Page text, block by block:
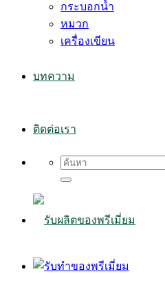
กระบอกน้ำ
หมวก
เครื่องเขียน
บทความ
ติดต่อเรา
Search
for: